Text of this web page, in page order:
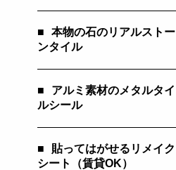
■
本物の石のリアルストー
ンタイル
■
アルミ素材のメタルタイ
ルシール
■
貼ってはがせるリメイク
シート（賃貸OK）